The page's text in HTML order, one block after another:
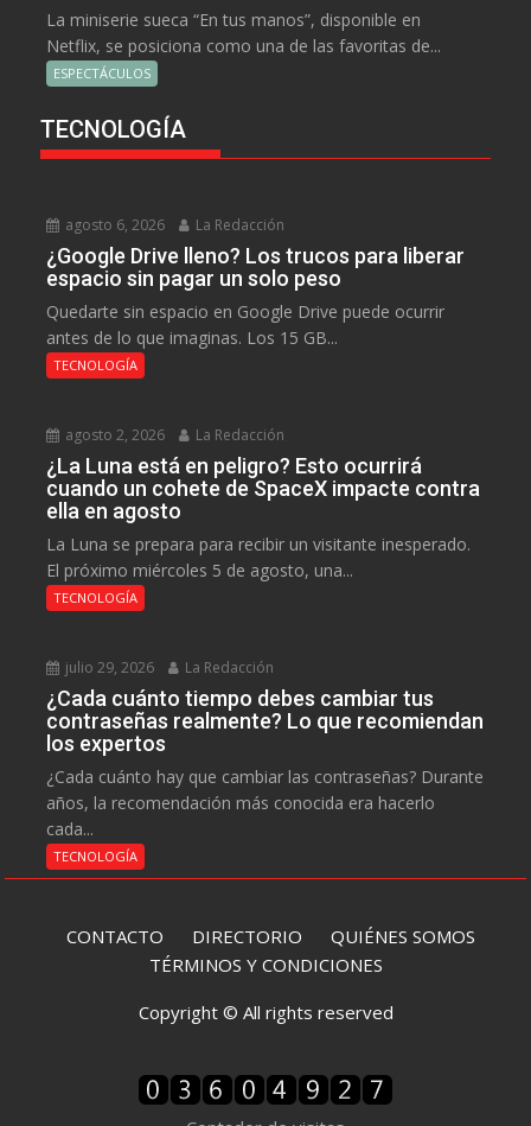
La miniserie sueca “En tus manos”, disponible en
Netflix, se posiciona como una de las favoritas de...
ESPECTÁCULOS
TECNOLOGÍA
agosto 6, 2026 La Redacción
¿Google Drive lleno? Los trucos para liberar
espacio sin pagar un solo peso
Quedarte sin espacio en Google Drive puede ocurrir
antes de lo que imaginas. Los 15 GB...
TECNOLOGÍA
agosto 2, 2026 La Redacción
¿La Luna está en peligro? Esto ocurrirá
cuando un cohete de SpaceX impacte contra
ella en agosto
La Luna se prepara para recibir un visitante inesperado.
El próximo miércoles 5 de agosto, una...
TECNOLOGÍA
julio 29, 2026 La Redacción
¿Cada cuánto tiempo debes cambiar tus
contraseñas realmente? Lo que recomiendan
los expertos
¿Cada cuánto hay que cambiar las contraseñas? Durante
años, la recomendación más conocida era hacerlo
cada...
TECNOLOGÍA
CONTACTO DIRECTORIO QUIÉNES SOMOS
TÉRMINOS Y CONDICIONES
Copyright © All rights reserved